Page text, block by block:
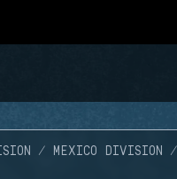
MEXICO DIVISION